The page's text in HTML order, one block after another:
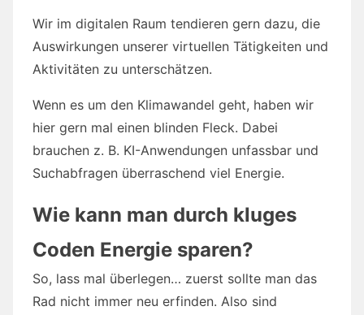
Wir im digitalen Raum tendieren gern dazu, die
Auswirkungen unserer virtuellen Tätigkeiten und
Aktivitäten zu unterschätzen.
Wenn es um den Klimawandel geht, haben wir
hier gern mal einen blinden Fleck. Dabei
brauchen z. B. KI-Anwendungen unfassbar und
Suchabfragen überraschend viel Energie.
Wie kann man durch kluges
Coden Energie sparen?
So, lass mal überlegen… zuerst sollte man das
Rad nicht immer neu erfinden. Also sind